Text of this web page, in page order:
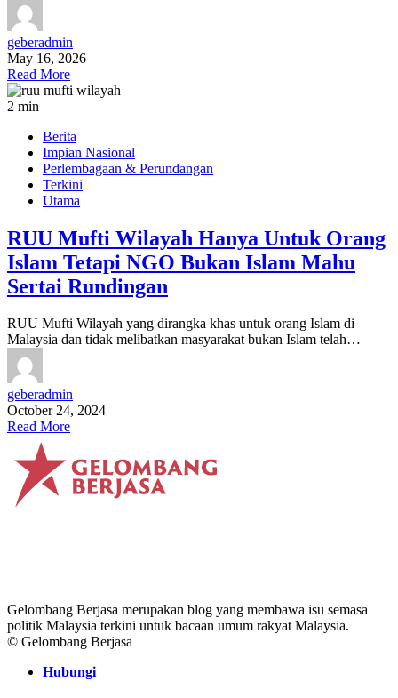
geberadmin
May 16, 2026
Read More
2 min
Berita
Impian Nasional
Perlembagaan & Perundangan
Terkini
Utama
RUU Mufti Wilayah Hanya Untuk Orang
Islam Tetapi NGO Bukan Islam Mahu
Sertai Rundingan
RUU Mufti Wilayah yang dirangka khas untuk orang Islam di
Malaysia dan tidak melibatkan masyarakat bukan Islam telah…
geberadmin
October 24, 2024
Read More
Gelombang Berjasa merupakan blog yang membawa isu semasa
politik Malaysia terkini untuk bacaan umum rakyat Malaysia.
© Gelombang Berjasa
Hubungi